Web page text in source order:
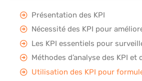
Présentation des KPI
Nécessité des KPI pour
Les KPI essentiels pour
Méthodes d’analyse des KPI
Utilisation des KPI pour